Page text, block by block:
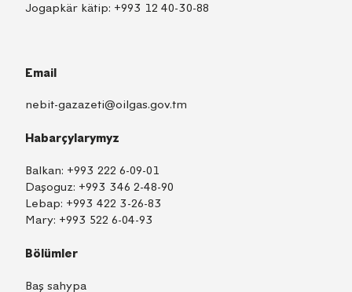
Jogapkär kätip: +993 12 40-30-88
Email
nebit-gazazeti@oilgas.gov.tm
Habarçylarymyz
Balkan: +993 222 6-09-01
Daşoguz: +993 346 2-48-90
Lebap: +993 422 3-26-83
Mary: +993 522 6-04-93
Bölümler
Baş sahypa